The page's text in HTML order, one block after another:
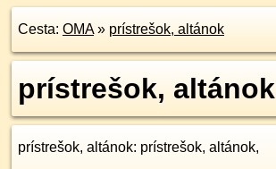
Cesta: OMA» prístrešok, altánok
prístrešok, altánok
prístrešok, altánok: prístrešok, altánok,